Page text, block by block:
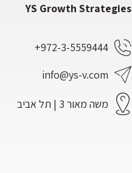
YS Growth Strategies
972-3-5559444+
info@ys-v.com
משה מאור 3 | תל אביב